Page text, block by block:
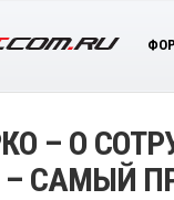
– О
– САМЫЙ